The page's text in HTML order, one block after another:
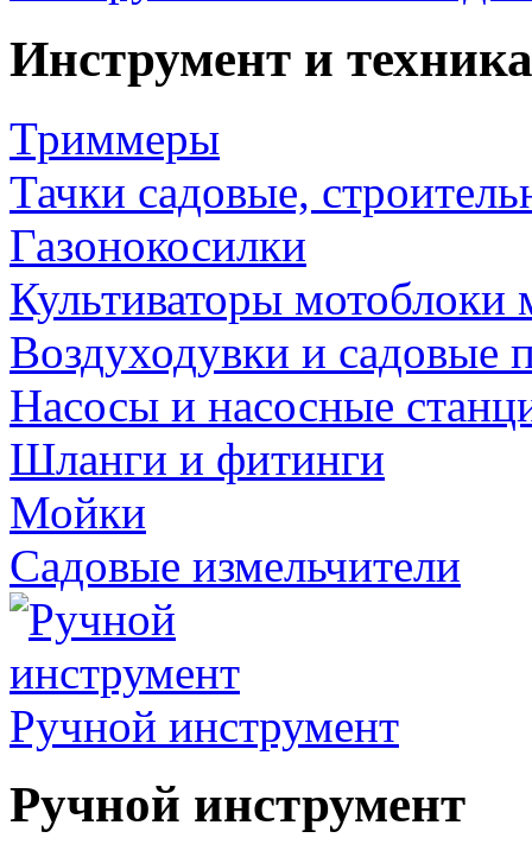
Инструмент и
Триммеры
Тачки садовые,
Газонокосилки
Культиваторы мотоблоки
Воздуходувки и садовые
Насосы и насосные
Шланги и фитинги
Мойки
Садовые измельчители
Ручной инструмент
Ручной инструмент